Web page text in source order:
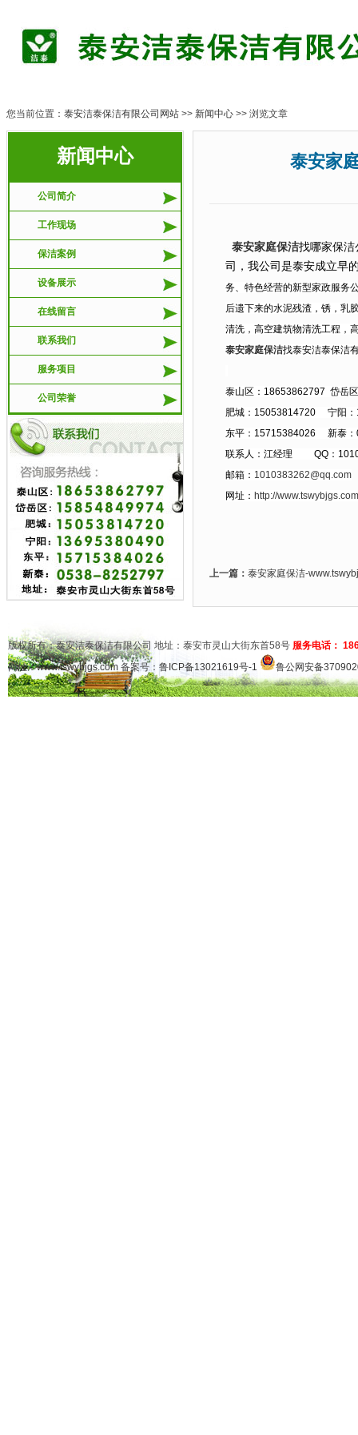
您当前位置： 泰安洁泰保洁有限公司网站>> 新闻中心>> 浏览文章
新闻中心
公司简介
工作现场
保洁案例
设备展示
在线留言
联系我们
服务项目
公司荣誉
泰安家庭
泰安家庭保洁找哪家保洁
司，我公司是泰安成立早
务、特色经营的新型家政服务
后遗下来的水泥残渣，锈，乳
清洗，高空建筑物清洗工程，
泰安家庭保洁找泰安洁泰保洁
泰山区：18653862797 岱岳
肥城：15053814720 宁阳：
东平：15715384026 新泰：
联系人：江经理 QQ：
邮箱： 1010383262@qq.com
网址： http://www.tswybjgs.com
上一篇： 泰安家庭保洁-
版权所有：泰安洁泰保洁有限公司 地址：泰安市灵山大街东首58号 服务电话：
网址：www.tswybjgs.com备案号： 鲁ICP备13021619号-1 鲁公网安备